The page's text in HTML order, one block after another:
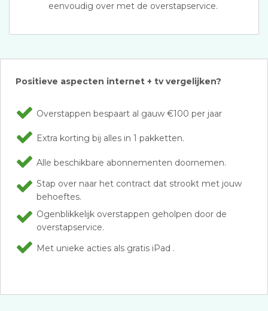
eenvoudig over met de overstapservice.
Positieve aspecten internet + tv vergelijken?
Overstappen bespaart al gauw €100 per jaar
Extra korting bij alles in 1 pakketten.
Alle beschikbare abonnementen doornemen.
Stap over naar het contract dat strookt met jouw
behoeftes.
Ogenblikkelijk overstappen geholpen door de
overstapservice.
Met unieke acties als gratis iPad .